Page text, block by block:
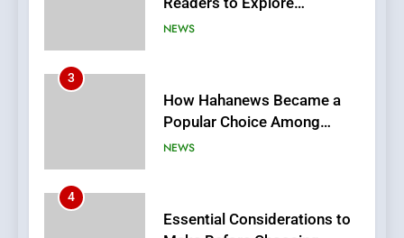
How Hahanews Became a
Popular Choice Among
Essential Considerations to
Make Before Choosing